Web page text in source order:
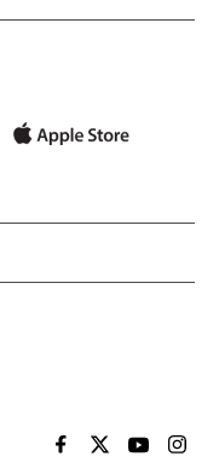
EL PAÍS BRASIL EN
EL PAÍSEL PAÍS
EL